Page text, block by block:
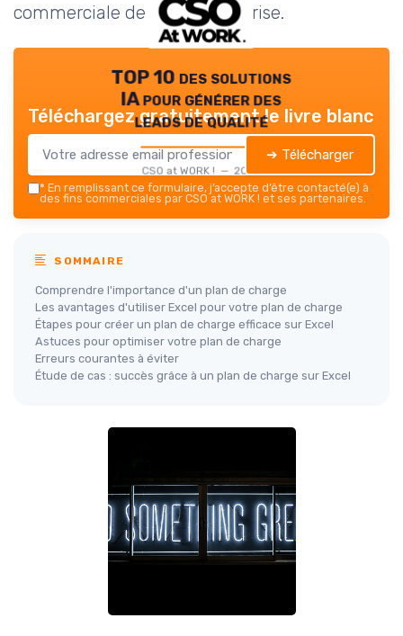
commerciale de votre entreprise.
TOP 10 des solutions
IA pour générer des
leads de qualité
CSO at WORK ! — 2026
Téléchargez gratuitement le livre blanc
➔ Télécharger
* En remplissant ce formulaire, j’accepte d’être contacté(e) à
des fins commerciales par CSO at WORK ! et ses partenaires.
SOMMAIRE
Comprendre l'importance d'un plan de charge
Les avantages d'utiliser Excel pour votre plan de charge
Étapes pour créer un plan de charge efficace sur Excel
Astuces pour optimiser votre plan de charge
Erreurs courantes à éviter
Étude de cas : succès grâce à un plan de charge sur Excel